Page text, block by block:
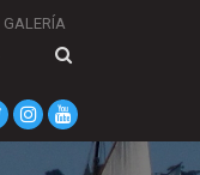
GALERÍA